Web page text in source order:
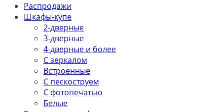
Распродажи
Шкафы-купе
2-дверные
3-дверные
4-дверные и более
С зеркалом
Встроенные
С пескоструем
С фотопечатью
Белые